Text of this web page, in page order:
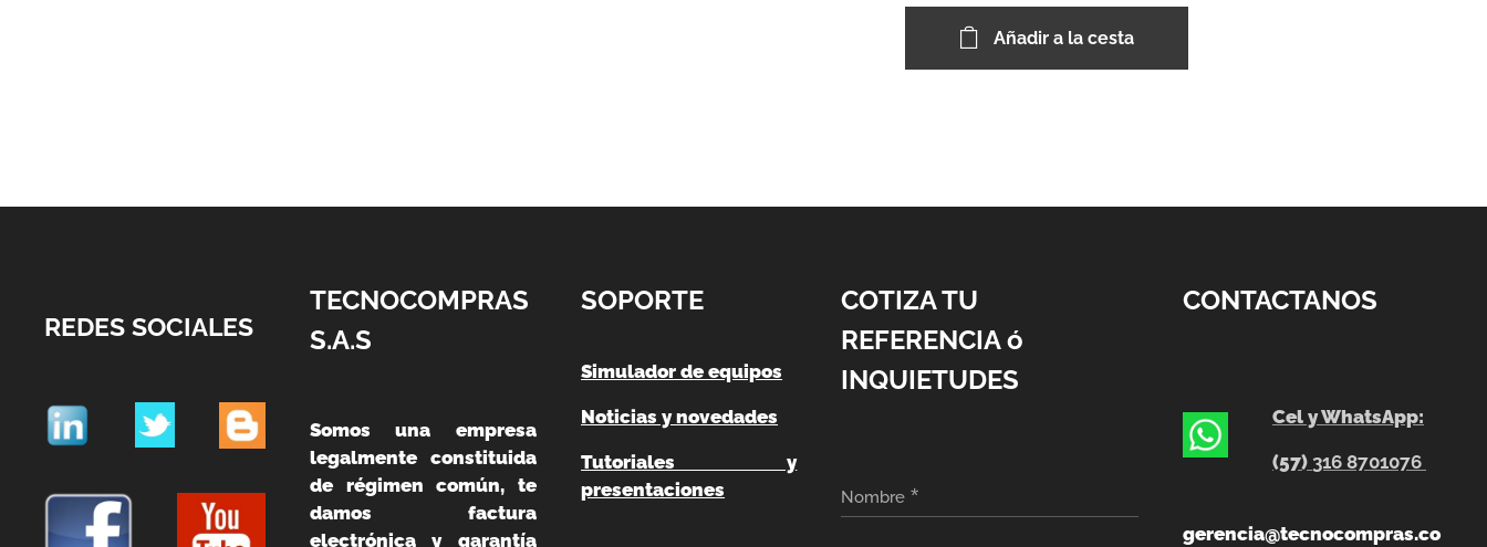
Añadir a la cesta
REDES SOCIALES
TECNOCOMPRAS
S.A.S
Somos una empresa
legalmente constituida
de régimen común, te
damos factura
electrónica y garantía
SOPORTE
Simulador de equipos
Noticias y novedades
Tutoriales y
presentaciones
COTIZA TU
REFERENCIA ó
INQUIETUDES
Nombre
CONTACTANOS
Cel y WhatsApp:
(57) 316 8701076
gerencia@tecnocompras.co